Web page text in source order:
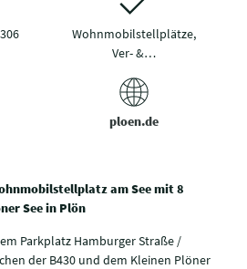
Wohnmobilstellplätze,
Ver- &…
ploen.de
am See mit 8
See in Plön
Parkplatz Hamburger Straße /
der B430 und dem Kleinen Plöner